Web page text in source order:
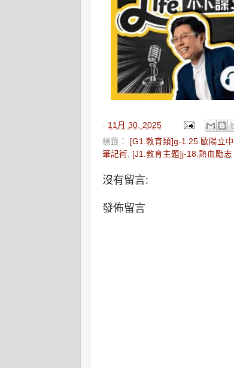
- 11月 30, 2025
標籤：
[G1.教育類]g-1.25.歐陽立中
筆記術, [J1.教育主題]j-18.熱血勵志
沒有留言:
發佈留言